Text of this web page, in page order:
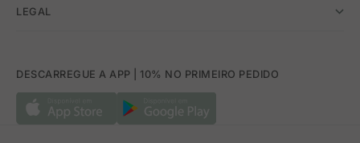
LEGAL
DESCARREGUE A APP | 10% NO PRIMEIRO PEDIDO